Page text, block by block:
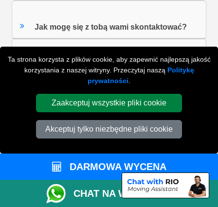
Ta strona korzysta z plików cookie, aby zapewnić najlepszą jakość
korzystania z naszej witryny. Przeczytaj naszą Politykę
prywatności
Zaakceptuj wszystkie pliki cookie
Akceptuj tylko niezbędne pliki cookie
Jak mogę się z tobą wami skontaktować?
Co zrobić, jeśli narzędzie do szacowania
rozmiaru vanów online zasugeruje rozmiar
samochodu dostawczego, który moim
zdaniem jest za mały lub za duży?
Czy mogę korzystać z narzędzia do
międzynarodowych?
DARMOWA WYCENA
CHAT NA WHATSAPP